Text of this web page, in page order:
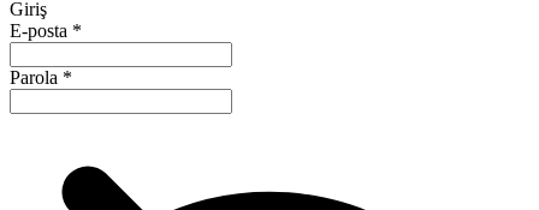
Giriş
E-posta *
Parola *